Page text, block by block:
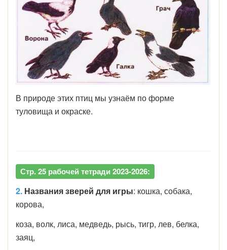
В природе этих птиц мы узнаём по форме
туловища и окраске.
Стр. 25 рабочей тетради 2023-2026:
2. Названия зверей для игры: кошка, собака,
корова,
коза, волк, лиса, медведь, рысь, тигр, лев, белка,
заяц,